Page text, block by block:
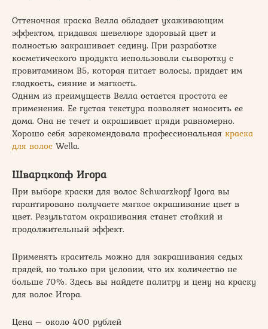
Оттеночная краска Велла обладает ухаживающим
эффектом, придавая шевелюре здоровый цвет и
полностью закрашивает седину. При разработке
косметического продукта использовали сыворотку с
провитамином В5, которая питает волосы, придает им
гладкость, сияние и мягкость.
Одним из преимуществ Велла остается простота ее
применения. Ее густая текстура позволяет наносить ее
дома. Она не течет и окрашивает пряди равномерно.
Хорошо себя зарекомендовала профессиональная краска
для волос Wella.
Шварцкопф Игора
При выборе краски для волос Schwarzkopf Igora вы
гарантировано получаете мягкое окрашивание цвет в
цвет. Результатом окрашивания станет стойкий и
продолжительный эффект.
Применять краситель можно для закрашивания седых
прядей, но только при условии, что их количество не
больше 70%. Здесь вы найдете палитру и цену на краску
для волос Игора.
Цена – около 400 рублей